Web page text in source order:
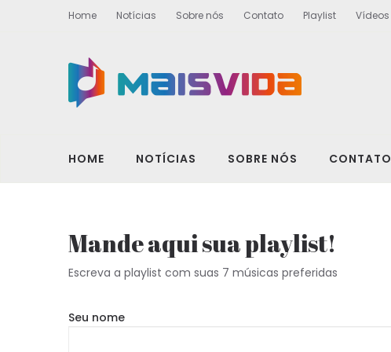
Home Notícias Sobre nós Contato Playlist Vídeos
HOME NOTÍCIAS SOBRE NÓS CONTATO
Mande aqui sua playlist!
Escreva a playlist com suas 7 músicas preferidas
Seu nome